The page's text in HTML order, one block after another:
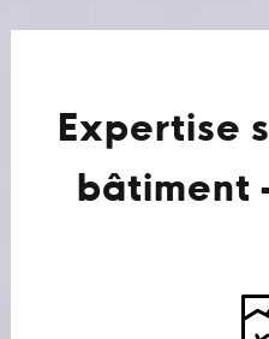
Expertise
bâtiment